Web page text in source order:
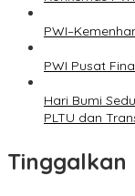
PWI Pusat
Hari Bumi
PLTU dan
Tinggalkan